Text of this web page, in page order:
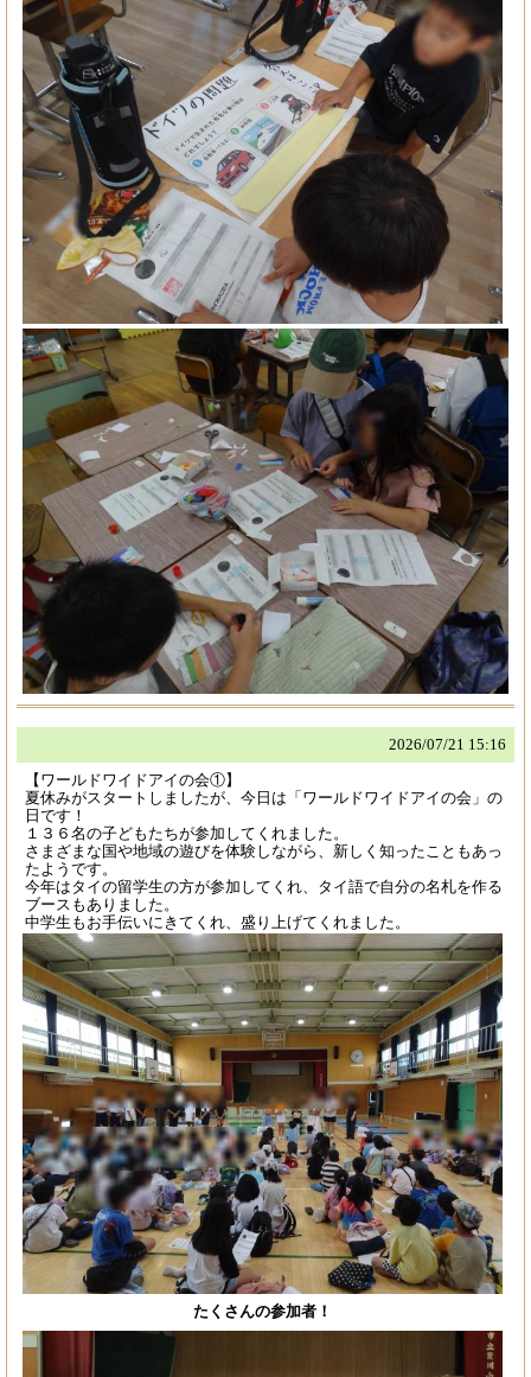
2026/07/21 15:16
【ワールドワイドアイの会①】
夏休みがスタートしましたが、今日は「ワールドワイドアイの会」の
日です！
１３６名の子どもたちが参加してくれました。
さまざまな国や地域の遊びを体験しながら、新しく知ったこともあっ
たようです。
今年はタイの留学生の方が参加してくれ、タイ語で自分の名札を作る
ブースもありました。
中学生もお手伝いにきてくれ、盛り上げてくれました。
たくさんの参加者！